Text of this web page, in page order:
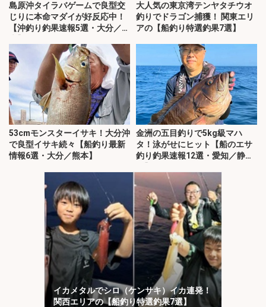
島原沖タイラバゲームで良型交
じりに本命マダイが好反応中！
【沖釣り釣果速報5選・大分／熊
大人気の東京湾テンヤタチウオ
釣りでドラゴン捕獲！ 関東エリ
アの【船釣り特選釣果7選】
53cmモンスターイサキ！大分沖
で良型イサキ続々【船釣り最新
情報6選・大分／熊本】
金洲の五目釣りで5kg級マハ
タ！泳がせにヒット【船のエサ
釣り釣果速報12選・愛知／静
イカメタルでシロ（ケンサキ）イカ連発！
関西エリアの【船釣り特選釣果7選】